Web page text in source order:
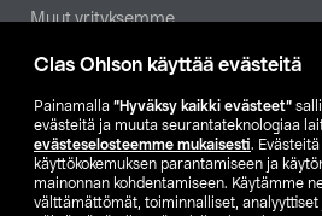
Clas Ohlson käyttää evästeitä
Painamalla ”Hyväksy kaikki evästeet”
evästeitä ja muuta seurantateknologiaa
evästeselosteemme mukaisesti.
käyttökokemuksen parantamiseen ja
mainonnan kohdentamiseen. Käytämme
välttämättömät, toiminnalliset, analyyttiset
Muut yrityksemme
Etsi
SE NO FI
FI SV